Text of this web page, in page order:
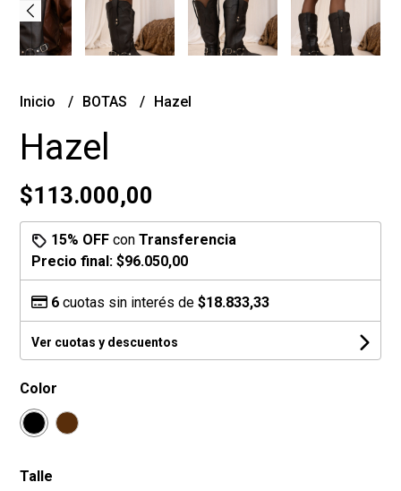
Inicio BOTAS Hazel
Hazel
$113.000,00
15% OFF conTransferencia
Precio final:$96.050,00
6 cuotas sin interés de$18.833,33
Ver cuotas y descuentos
Color
Talle